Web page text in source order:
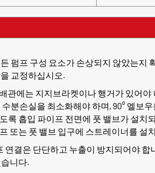
펌프 구성 요소가 손상되지 않았는지
교정하십시오.
관에는 지지브라켓이나 행거가 있어야
분손실을 최소화해야 하며, 90° 엘보
록 흡입 파이프 전면에 풋 밸브가 설치
또는 풋 밸브 입구에 스트레이너를 설
결은 단단하고 누출이 방지되어야 합
니다.